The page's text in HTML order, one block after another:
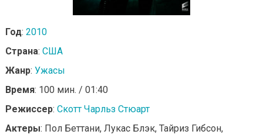
Год: 2010
Страна: США
Жанр: Ужасы
Время: 100 мин. / 01:40
Режиссер: Скотт Чарльз Стюарт
Актеры: Пол Беттани, Лукас Блэк, Тайриз Гибсон,